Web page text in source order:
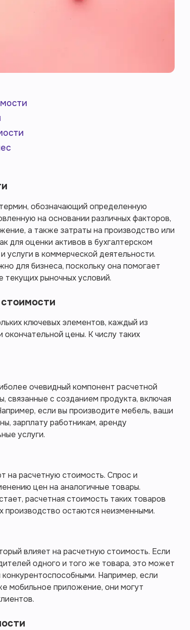
обозначающий определенную
на основании различных факторов,
а также затраты на производство или
для оценки активов в бухгалтерском
услуги в коммерческой деятельности.
для бизнеса, поскольку она помогает
рыночных условий.
ключевых элементов, каждый из
цены. К числу таких
очевидный компонент расчетной
связанные с созданием продукта, включая
если вы производите мебель, ваши
зарплату работникам, аренду
услуги.
на расчетную стоимость. Спрос и
цен на аналогичные товары.
расчетная стоимость таких товаров
производство остаются неизменными.
влияет на расчетную стоимость. Если
одного и того же товара, это может
Например, если
мобильное приложение, они могут